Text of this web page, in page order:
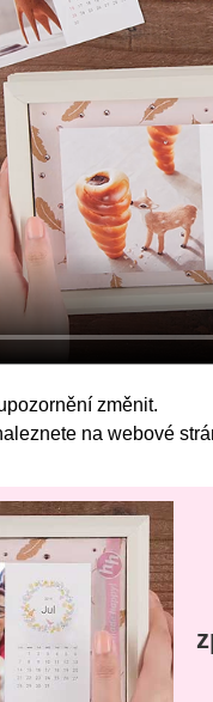
změnit.
na webové